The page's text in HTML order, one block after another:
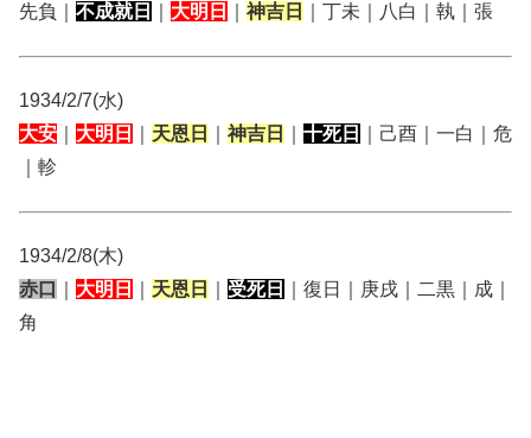
先負｜ 不成就日 大明日 神吉日 ｜丁未｜八白｜執｜張
1934/2/7(水)
大安
大明日 天恩日 神吉日 十死日
｜己酉｜一白｜危
｜軫
1934/2/8(木)
赤口
大明日 天恩日 受死日
｜復日｜庚戌｜二黒｜成｜
角